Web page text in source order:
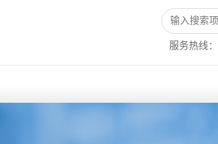
服务热线：